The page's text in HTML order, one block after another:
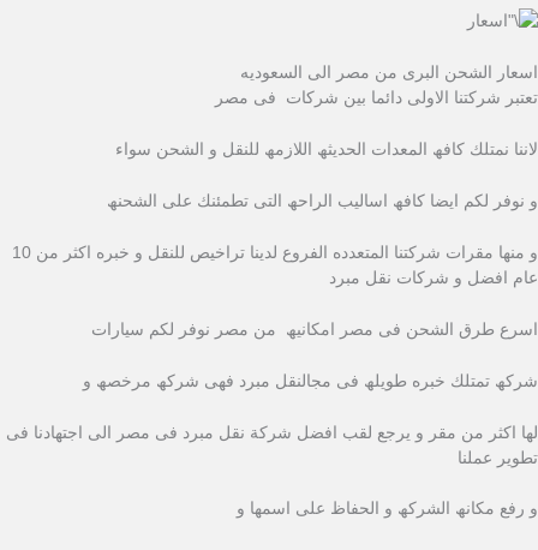
اسعار الشحن البرى من مصر الى السعوديه
تعتبر شركتنا الاولى دائما بین شركات فى مصر
لاننا نمتلك كافھ المعدات الحدیثھ اللازمھ للنقل و الشحن سواء
و نوفر لكم ایضا كافھ اسالیب الراحھ التى تطمئنك على الشحنھ
و منھا مقرات شركتنا المتعدده الفروع لدینا تراخیص للنقل و خبره اكثر من 10
عام افضل و شركات نقل مبرد
اسرع طرق الشحن فى مصر امكانیھ من مصر نوفر لكم سیارات
شركھ تمتلك خبره طویلھ فى مجالنقل مبرد فھى شركھ مرخصھ و
لھا اكثر من مقر و یرجع لقب افضل شركة نقل مبرد فى مصر الى اجتھادنا فى
تطویر عملنا
و رفع مكانھ الشركھ و الحفاظ على اسمھا و